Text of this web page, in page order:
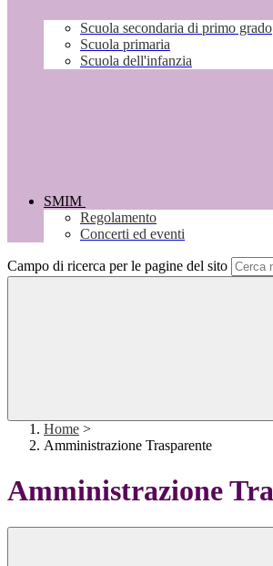
Scuola secondaria di primo grado
Scuola primaria
Scuola dell'infanzia
SMIM
Regolamento
Concerti ed eventi
Campo di ricerca per le pagine del sito
Home >
Amministrazione Trasparente
Amministrazione